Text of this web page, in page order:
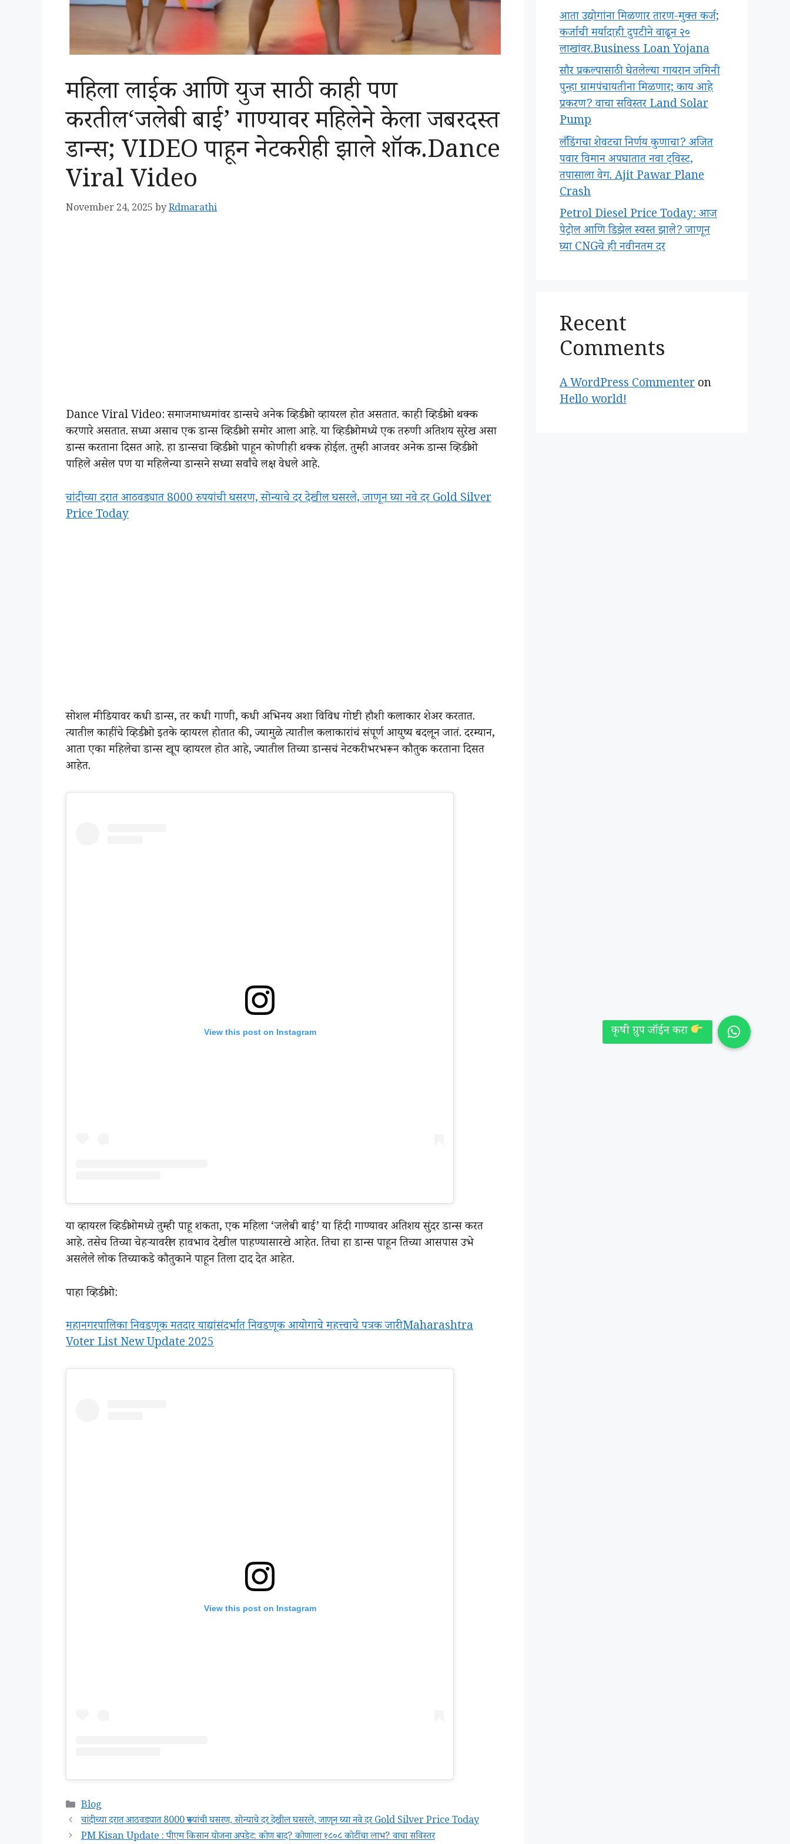
महिला लाईक आणि युज साठी काही पण
करतील‘जलेबी बाई’ गाण्यावर महिलेने केला जबरदस्त
डान्स; VIDEO पाहून नेटकरीही झाले शॉक.Dance
Viral Video
November 24, 2025 byRdmarathi
Dance Viral Video: समाजमाध्यमांवर डान्सचे अनेक व्हिडीओ व्हायरल होत असतात. काही व्हिडीओ थक्क
करणारे असतात. सध्या असाच एक डान्स व्हिडीओ समोर आला आहे. या व्हिडीओमध्ये एक तरुणी अतिशय सुरेख असा
डान्स करताना दिसत आहे. हा डान्सचा व्हिडीओ पाहून कोणीही थक्क होईल. तुम्ही आजवर अनेक डान्स व्हिडीओ
पाहिले असेल पण या महिलेन्या डान्सने सध्या सर्वांचे लक्ष वेधले आहे.
चांदीच्या दरात आठवड्यात 8000 रुपयांची घसरण, सोन्याचे दर देखील घसरले, जाणून घ्या नवे दर Gold Silver
Price Today
सोशल मीडियावर कधी डान्स, तर कधी गाणी, कधी अभिनय अशा विविध गोष्टी हौशी कलाकार शेअर करतात.
त्यातील काहींचे व्हिडीओ इतके व्हायरल होतात की, ज्यामुळे त्यातील कलाकारांचं संपूर्ण आयुष्य बदलून जातं. दरम्यान,
आता एका महिलेचा डान्स खूप व्हायरल होत आहे, ज्यातील तिच्या डान्सचं नेटकरी भरभरून कौतुक करताना दिसत
आहेत.
View this post on Instagram
या व्हायरल व्हिडीओमध्ये तुम्ही पाहू शकता, एक महिला ‘जलेबी बाई’ या हिंदी गाण्यावर अतिशय सुंदर डान्स करत
आहे. तसेच तिच्या चेहऱ्यावरील हावभाव देखील पाहण्यासारखे आहेत. तिचा हा डान्स पाहून तिच्या आसपास उभे
असलेले लोक तिच्याकडे कौतुकाने पाहून तिला दाद देत आहेत.
पाहा व्हिडीओ:
महानगरपालिका निवडणूक मतदार याद्यांसंदर्भात निवडणूक आयोगाचे महत्त्वाचे पत्रक जारी Maharashtra
Voter List New Update 2025
View this post on Instagram
Categories
Blog
चांदीच्या दरात आठवड्यात 8000 रुपयांची घसरण, सोन्याचे दर देखील घसरले, जाणून घ्या नवे दर Gold Silver Price Today
PM Kisan Update : पीएम किसान योजना अपडेट: कोण बाद? कोणाला १८०८ कोटींचा लाभ? वाचा सविस्तर
आता उद्योगांना मिळणार तारण-मुक्त कर्ज;
कर्जाची मर्यादाही दुपटीने वाढून २०
लाखांवर.Business Loan Yojana
सौर प्रकल्पासाठी घेतलेल्या गायरान जमिनी
पुन्हा ग्रामपंचायतीना मिळणार; काय आहे
प्रकरण? वाचा सविस्तर Land Solar
Pump
लँडिंगचा शेवटचा निर्णय कुणाचा? अजित
पवार विमान अपघातात नवा ट्विस्ट,
तपासाला वेग. Ajit Pawar Plane
Crash
Petrol Diesel Price Today: आज
पेट्रोल आणि डिझेल स्वस्त झाले? जाणून
घ्या CNGचे ही नवीनतम दर
Recent
Comments
A WordPress Commenter on
Hello world!